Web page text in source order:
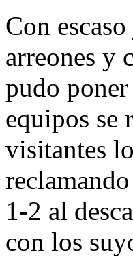
Con
arreones y
pudo
equipos se
visitantes
1-2 al
con los